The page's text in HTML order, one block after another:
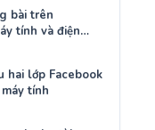
bài trên
tính và điện
hai lớp Facebook
tính